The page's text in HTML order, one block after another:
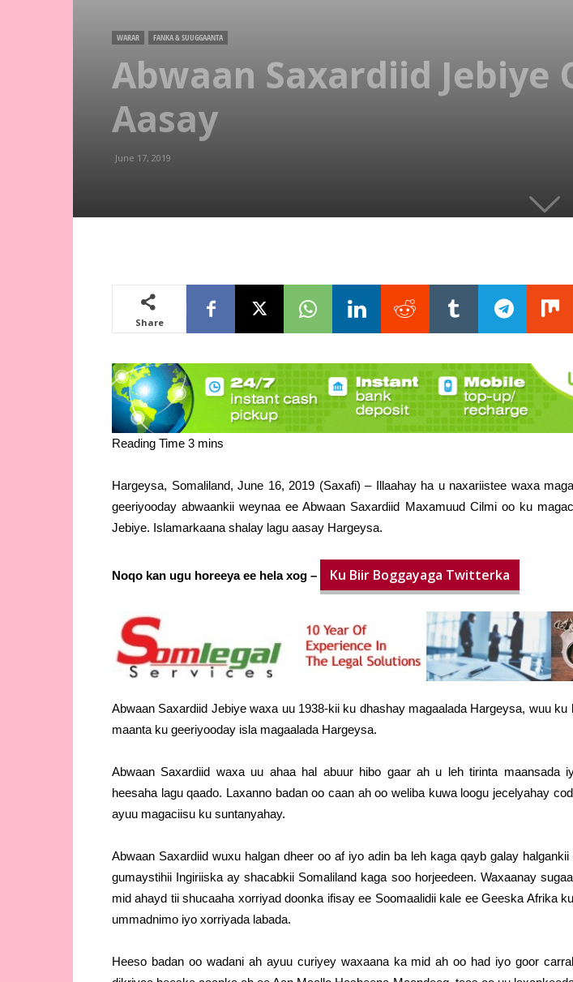
WARAR FANKA & SUUGGAANTA
Abwaan Saxardiid Jebiye
Aasay
June 17, 2019
Share
Hargeysa, Somaliland, June 16, 2019 (Saxafi) – Illaahay ha u naxariistee waxa
geeriyooday abwaankii weynaa ee Abwaan Saxardiid Maxamuud Cilmi oo ku
Jebiye. Islamarkaana shalay lagu aasay Hargeysa.
Noqo kan ugu horeeya ee hela xog – Ku Biir Boggayaga Twitterka
Abwaan Saxardiid Jebiye waxa uu 1938-kii ku dhashay magaalada Hargeysa, wuu ku
maanta ku geeriyooday isla magaalada Hargeysa.
Abwaan Saxardiid waxa uu ahaa hal abuur hibo gaar ah u leh tirinta maansada
heesaha lagu qaado. Laxanno badan oo caan ah oo weliba kuwa loogu jecelyahay
ayuu magaciisu ku suntanyahay.
Abwaan Saxardiid wuxu halgan dheer oo af iyo adin ba leh kaga qayb galay
gumaystihii Ingiriiska ay shacabkii Somaliland kaga soo horjeedeen. Waxaanay
mid ahayd tii shucaaha xorriyad doonka ifisay ee Soomaalidii kale ee Geeska Afrika
ummadnimo iyo xorriyada labada.
Heeso badan oo wadani ah ayuu curiyey waxaana ka mid ah oo had iyo goor